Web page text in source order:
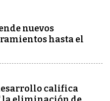
nuevos
hasta el
califica